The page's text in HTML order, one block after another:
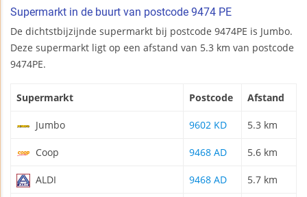
Supermarkt in de buurt van postcode 9474 PE
De dichtstbijzijnde supermarkt bij postcode 9474PE is Jumbo.
Deze supermarkt ligt op een afstand van 5.3 km van postcode
9474PE.
Supermarkt Postcode Afstand
Jumbo 9602 KD 5.3 km
Coop 9468 AD 5.6 km
ALDI 9468 AD 5.7 km